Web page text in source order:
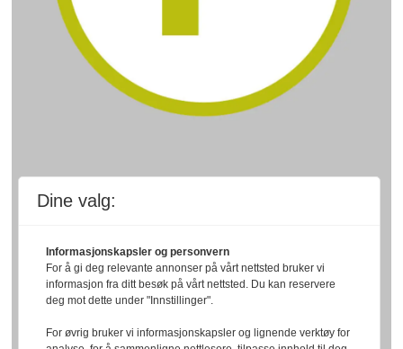
Dine valg:
Informasjonskapsler og personvern
For å gi deg relevante annonser på vårt nettsted bruker vi
informasjon fra ditt besøk på vårt nettsted. Du kan reservere
deg mot dette under "Innstillinger".
For øvrig bruker vi informasjonskapsler og lignende verktøy for